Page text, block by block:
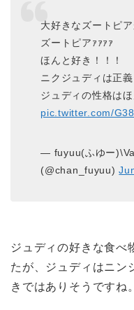
大好きなズートピ
ズートピアｧｧｧｧ
ほんと好き！！！
ニクジュディは正義
ジュディの性格は
pic.twitter.com/
— fuyuu(ふゆー
(@chan_fuyuu)
ジュディの好きな食べ
たが、ジュディはニン
きではありそうですね。